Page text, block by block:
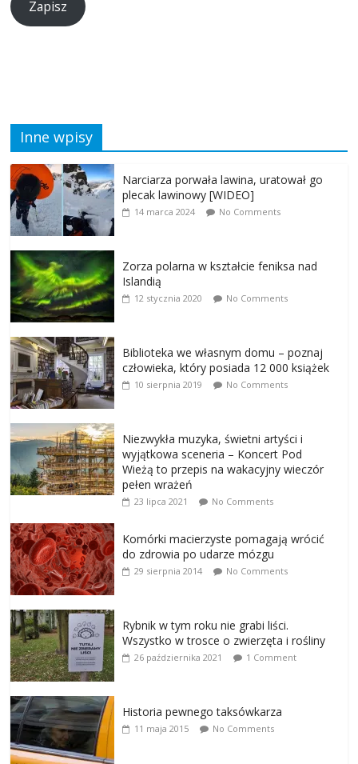
Zapisz
Inne wpisy
Narciarza porwała lawina, uratował go
plecak lawinowy [WIDEO]
14 marca 2024 No Comments
Zorza polarna w kształcie feniksa nad
Islandią
12 stycznia 2020 No Comments
Biblioteka we własnym domu – poznaj
człowieka, który posiada 12 000 książek
10 sierpnia 2019 No Comments
Niezwykła muzyka, świetni artyści i
wyjątkowa sceneria – Koncert Pod
Wieżą to przepis na wakacyjny wieczór
pełen wrażeń
23 lipca 2021 No Comments
Komórki macierzyste pomagają wrócić
do zdrowia po udarze mózgu
29 sierpnia 2014 No Comments
Rybnik w tym roku nie grabi liści.
Wszystko w trosce o zwierzęta i rośliny
26 października 2021 1 Comment
Historia pewnego taksówkarza
11 maja 2015 No Comments